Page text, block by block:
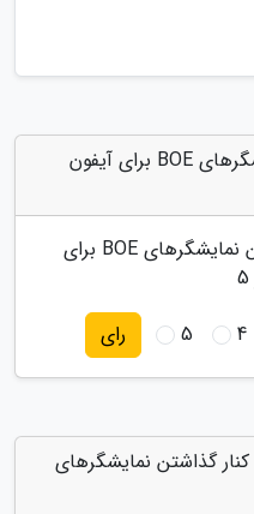
به "اپل در پی کنار گذاشتن نمایشگرهای BOE برای آیفون
اپل در پی کنار گذاشتن نمایشگرهای BOE برای
4
5 رای
گذاشتن نمایشگرهای